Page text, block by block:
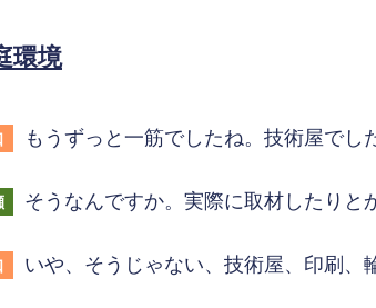
環境
もうずっと一筋でしたね。技術屋でし
そうなんですか。実際に取材したりと
いや、そうじゃない、技術屋、印刷、